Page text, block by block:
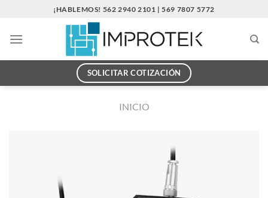
contenido
¡HABLEMOS! 562 2940 2101 | 569 7807 5772
SOLICITAR COTIZACIÓN
INICIO